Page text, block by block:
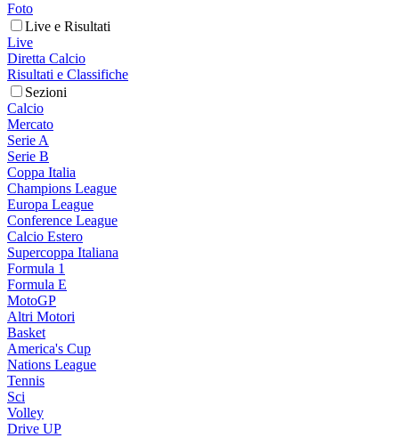
Foto
Live e Risultati
Live
Diretta Calcio
Risultati e Classifiche
Sezioni
Calcio
Mercato
Serie A
Serie B
Coppa Italia
Champions League
Europa League
Conference League
Calcio Estero
Supercoppa Italiana
Formula 1
Formula E
MotoGP
Altri Motori
Basket
America's Cup
Nations League
Tennis
Sci
Volley
Drive UP